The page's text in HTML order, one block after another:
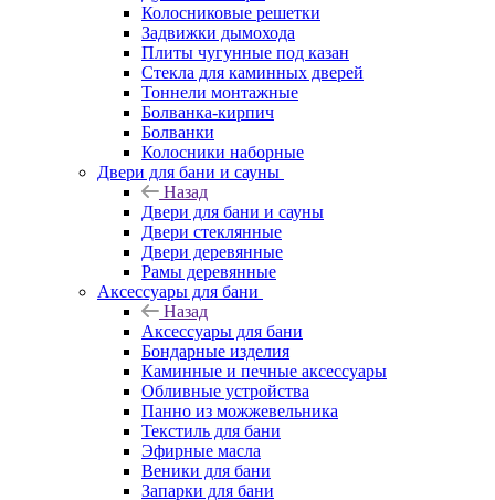
Колосниковые решетки
Задвижки дымохода
Плиты чугунные под казан
Стекла для каминных дверей
Тоннели монтажные
Болванка-кирпич
Болванки
Колосники наборные
Двери для бани и сауны
Назад
Двери для бани и сауны
Двери стеклянные
Двери деревянные
Рамы деревянные
Аксессуары для бани
Назад
Аксессуары для бани
Бондарные изделия
Каминные и печные аксессуары
Обливные устройства
Панно из можжевельника
Текстиль для бани
Эфирные масла
Веники для бани
Запарки для бани